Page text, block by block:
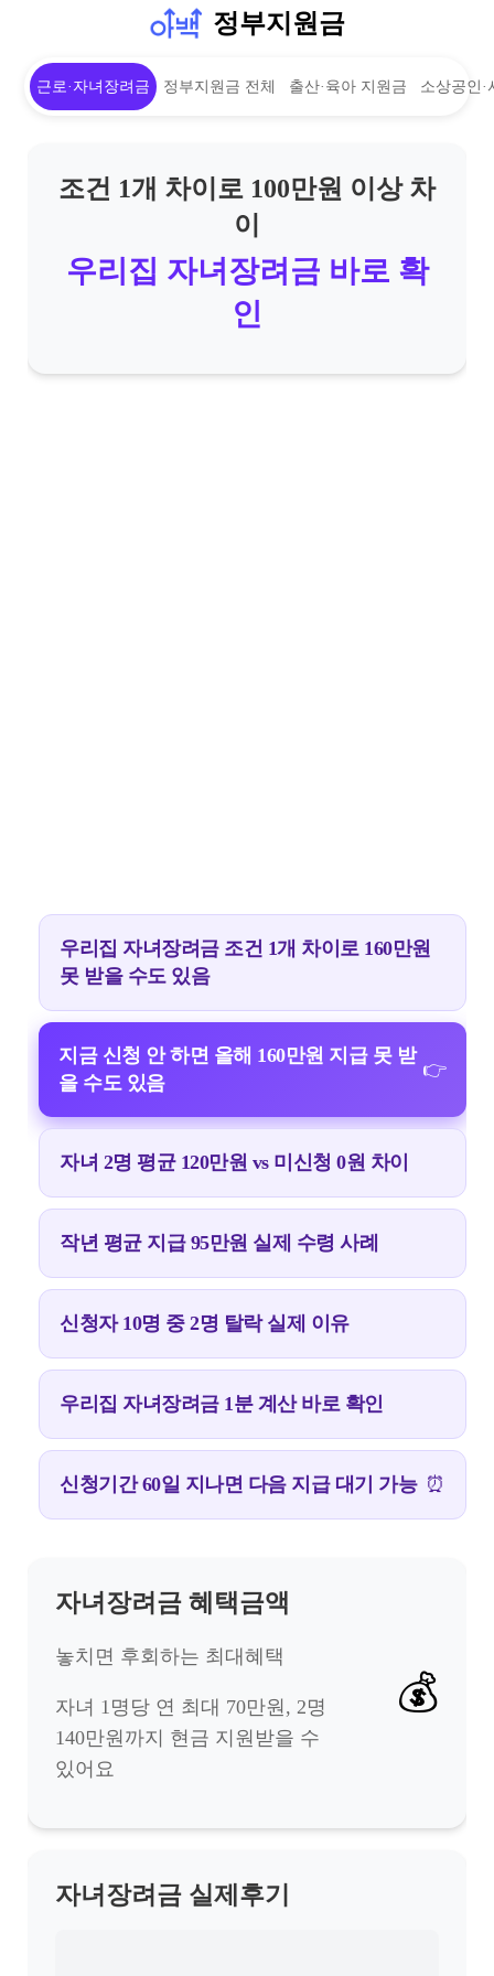
정부지원금
근로·자녀장려금 정부지원금 전체 출산·육아 지원금 소상공인·
조건 1개 차이로 100만원 이상 차
이
우리집 자녀장려금 바로 확
인
우리집 자녀장려금 조건 1개 차이로 160만원
못 받을 수도 있음
지금 신청 안 하면 올해 160만원 지급 못 받
을 수도 있음
👉
자녀 2명 평균 120만원 vs 미신청 0원 차이
작년 평균 지급 95만원 실제 수령 사례
신청자 10명 중 2명 탈락 실제 이유
우리집 자녀장려금 1분 계산 바로 확인
신청기간 60일 지나면 다음 지급 대기 가능 ⏰
자녀장려금 혜택금액
놓치면 후회하는 최대혜택
자녀 1명당 연 최대 70만원, 2명
140만원까지 현금 지원받을 수
있어요
💰
자녀장려금 실제후기